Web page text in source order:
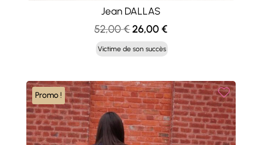
Jean DALLAS
52,00€Le
prix
initial
52,00 €.
26,00€Le
prix
26,00 €.
Victime de son succès
Promo !